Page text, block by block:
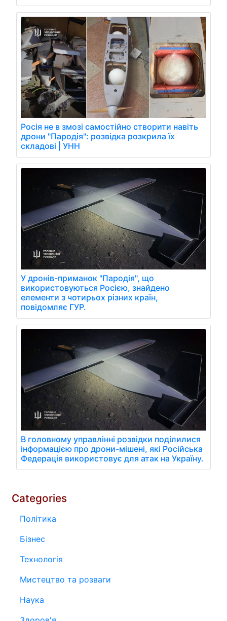
Росія не в змозі самостійно створити навіть
дрони "Пародія": розвідка розкрила їх
складові | УНН
У дронів-приманок "Пародія", що
використовуються Росією, знайдено
елементи з чотирьох різних країн,
повідомляє ГУР.
В головному управлінні розвідки поділилися
інформацією про дрони-мішені, які Російська
Федерація використовує для атак на Україну.
Categories
Політика
Бізнес
Технологія
Мистецтво та розваги
Наука